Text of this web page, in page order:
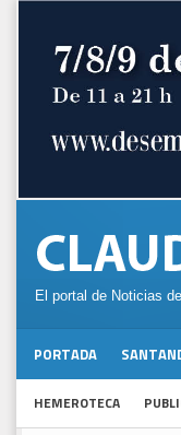
El portal de Noticias
PORTADA
HEMEROTECA